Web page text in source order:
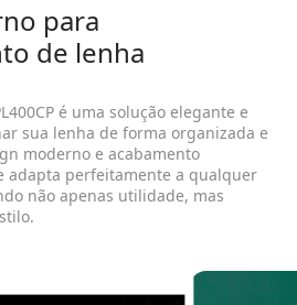
para
de lenha
é uma solução elegante e
sua lenha de forma organizada e
moderno e acabamento
adapta perfeitamente a qualquer
não apenas utilidade, mas